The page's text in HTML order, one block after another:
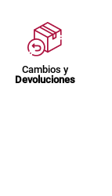
Cambios y
Devoluciones